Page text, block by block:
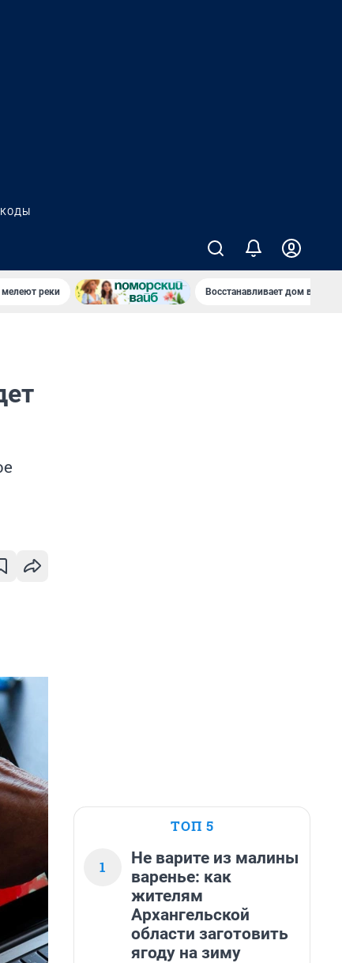
мелеют реки Восстанавливает дом в
ТОП 5
1
Не варите из малины
варенье: как
жителям
Архангельской
области заготовить
ягоду на зиму